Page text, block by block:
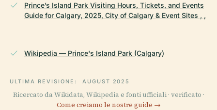
Prince’s Island Park Visiting Hours, Tickets, and Events
Guide for Calgary, 2025, City of Calgary & Event Sites , ,
Wikipedia — Prince's Island Park (Calgary)
ULTIMA REVISIONE: AUGUST 2025
Ricercato da Wikidata, Wikipedia e fonti ufficiali · verificato ·
Come creiamo le nostre guide →